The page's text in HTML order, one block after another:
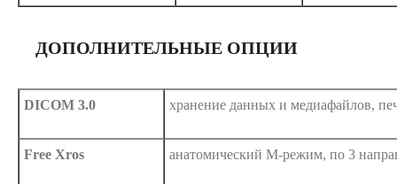
ДОПОЛНИТЕЛЬНЫЕ ОПЦИИ
DICOM 3.0 хранение данных и медиафайлов,
Free Xros анатомический М-режим, по 3